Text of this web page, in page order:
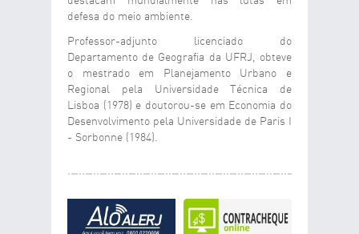
defesa do meio ambiente.
Professor-adjunto licenciado do
Departamento de Geografia da UFRJ, obteve
o mestrado em Planejamento Urbano e
Regional pela Universidade Técnica de
Lisboa (1978) e doutorou-se em Economia do
Desenvolvimento pela Universidade de Paris I
- Sorbonne (1984).